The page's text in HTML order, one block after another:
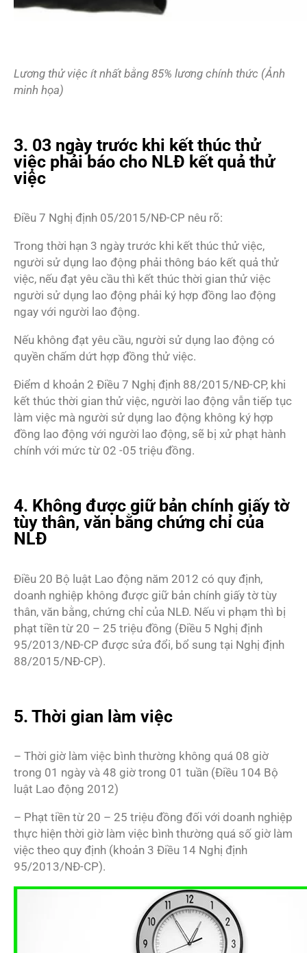
Lương thử việc ít nhất bằng 85% lương chính thức (Ảnh
minh họa)
3. 03 ngày trước khi kết thúc thử
việc phải báo cho NLĐ kết quả thử
việc
Điều 7 Nghị định 05/2015/NĐ-CP nêu rõ:
Trong thời hạn 3 ngày trước khi kết thúc thử việc,
người sử dụng lao động phải thông báo kết quả thử
việc, nếu đạt yêu cầu thì kết thúc thời gian thử việc
người sử dụng lao động phải ký hợp đồng lao động
ngay với người lao động.
Nếu không đạt yêu cầu, người sử dụng lao động có
quyền chấm dứt hợp đồng thử việc.
Điểm d khoản 2 Điều 7 Nghị định 88/2015/NĐ-CP, khi
kết thúc thời gian thử việc, người lao động vẫn tiếp tục
làm việc mà người sử dụng lao động không ký hợp
đồng lao động với người lao động, sẽ bị xử phạt hành
chính với mức từ 02 -05 triệu đồng.
4. Không được giữ bản chính giấy tờ
tùy thân, văn bằng chứng chỉ của
NLĐ
Điều 20 Bộ luật Lao động năm 2012 có quy định,
doanh nghiệp không được giữ bản chính giấy tờ tùy
thân, văn bằng, chứng chỉ của NLĐ. Nếu vi phạm thì bị
phạt tiền từ 20 – 25 triệu đồng (Điều 5 Nghị định
95/2013/NĐ-CP được sửa đổi, bổ sung tại Nghị định
88/2015/NĐ-CP).
5. Thời gian làm việc
– Thời giờ làm việc bình thường không quá 08 giờ
trong 01 ngày và 48 giờ trong 01 tuần (Điều 104 Bộ
luật Lao động 2012)
– Phạt tiền từ 20 – 25 triệu đồng đối với doanh nghiệp
thực hiện thời giờ làm việc bình thường quá số giờ làm
việc theo quy định (khoản 3 Điều 14 Nghị định
95/2013/NĐ-CP).